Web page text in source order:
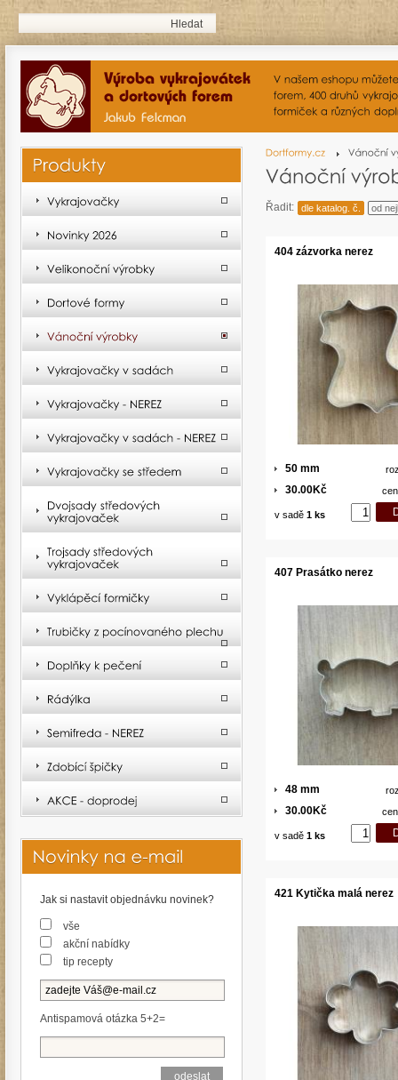
Řadit: dle katalog. č. od
404 zázvorka nerez
50 mm
30.00Kč
v sadě 1 ks
407 Prasátko nerez
48 mm
30.00Kč
v sadě 1 ks
421 Kytička malá nerez
Jak si nastavit objednávku novinek?
vše
akční nabídky
tip recepty
Antispamová otázka 5+2=